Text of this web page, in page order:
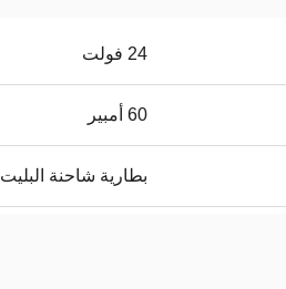
24 فولت
60 أمبير
بطارية شاحنة البليت